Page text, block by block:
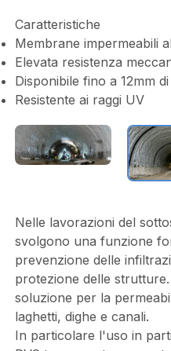
Caratteristiche
Membrane impermeabili
Elevata resistenza
Disponibile fino a 12mm
Resistente ai raggi UV
Nelle lavorazioni del
svolgono una funzione
prevenzione delle
protezione delle
soluzione per la
laghetti, dighe e canali.
In particolare l'uso in